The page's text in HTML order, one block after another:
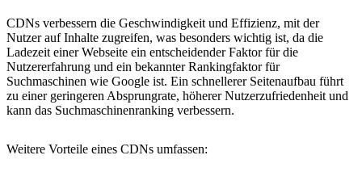
CDNs verbessern die Geschwindigkeit und Effizienz, mit der
Nutzer auf Inhalte zugreifen, was besonders wichtig ist, da die
Ladezeit einer Webseite ein entscheidender Faktor für die
Nutzererfahrung und ein bekannter Rankingfaktor für
Suchmaschinen wie Google ist. Ein schnellerer Seitenaufbau führt
zu einer geringeren Absprungrate, höherer Nutzerzufriedenheit und
kann das Suchmaschinenranking verbessern.
Weitere Vorteile eines CDNs umfassen: